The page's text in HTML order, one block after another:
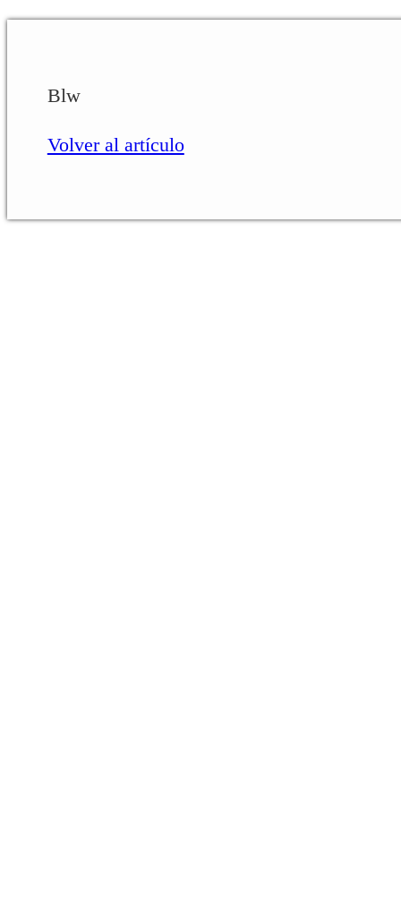
Blw
Volver al artículo